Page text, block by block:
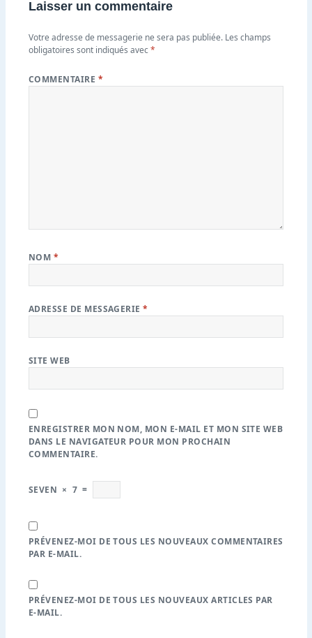
Laisser un commentaire
Votre adresse de messagerie ne sera pas publiée. Les champs
obligatoires sont indiqués avec*
COMMENTAIRE *
NOM *
ADRESSE DE MESSAGERIE*
SITE WEB
ENREGISTRER MON NOM, MON E-MAIL ET MON SITE WEB
DANS LE NAVIGATEUR POUR MON PROCHAIN
COMMENTAIRE.
SEVEN × 7 =
PRÉVENEZ-MOI DE TOUS LES NOUVEAUX COMMENTAIRES
PAR E-MAIL.
PRÉVENEZ-MOI DE TOUS LES NOUVEAUX ARTICLES PAR
E-MAIL.